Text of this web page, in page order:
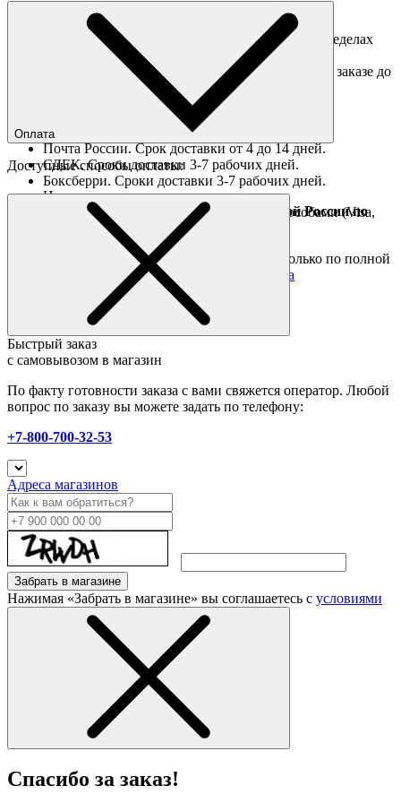
Доставка по Москве
Доставка курьером в интервал 13:00-20:00 в пределах
МКАД 350 руб.
Доставка "день в день" в пределах МКАД (при заказе до
Ориентировочные сроки доставки по России
Почта России. Срок доставки от 4 до 14 дней.
СДЕК. Сроки доставки 3-7 рабочих дней.
Боксберри. Сроки доставки 3-7 рабочих дней.
Доставка за границу осуществляется Почтой России по
полной предоплате
Подробные условия
Оплата
Доступные способы оплаты:
Наличными при получении
Оплата он-лайн всеми популярными способами (Visa,
Mastercard и тд.)
Товары со скидкой отправляются по России только по полной
предоплате. Все подробности в разделе
оплата
Быстрый заказ
с самовывозом в магазин
По факту готовности заказа с вами свяжется оператор. Любой
вопрос по заказу вы можете задать по телефону:
+7-800-700-32-53
Адреса магазинов
Забрать в магазине
Нажимая «Забрать в магазине» вы соглашаетесь с условиями
Спасибо за заказ!